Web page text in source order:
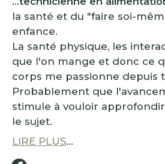
la santé et du "faire soi-
enfance.
La santé physique, les
que l'on mange et donc ce
corps me passionne depuis
Probablement que
stimule à vouloir
le sujet.
LIRE PLUS...